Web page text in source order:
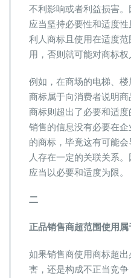
不利影响或者利益损害
应当坚持必要性和适度
利人商标且使用在适度
用，否则就可能对商标权
例如，在商场的电梯、
商标属于向消费者说明
商标则超出了必要和适
销售的信息没有必要在
的商标，毕竟这有可能
人存在一定的关联关系
应当以必要和适度为限。
二
正品销售商超范围使用
如果销售商使用商标超
害，还是构成不正当竞